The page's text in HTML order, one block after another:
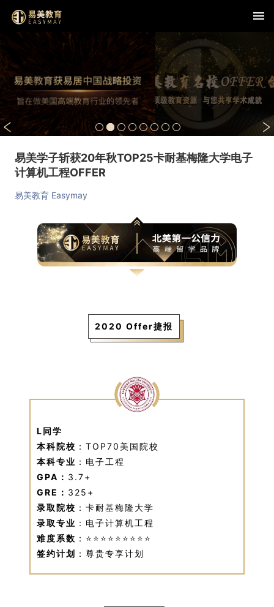
易美学子斩获20年秋TOP25卡耐基梅隆大学电子
计算机工程OFFER
易美教育 Easymay
2020 Offer捷报
L同学
本科院校 ：TOP70美国院校
本科专业 ：电子工程
GPA： 3.7+
GRE： 325+
录取院校 ：卡耐基梅隆大学
录取专业 ：电子计算机工程
难度系数 ：⭐⭐⭐⭐⭐⭐⭐⭐⭐
签约计划 ：尊贵专享计划